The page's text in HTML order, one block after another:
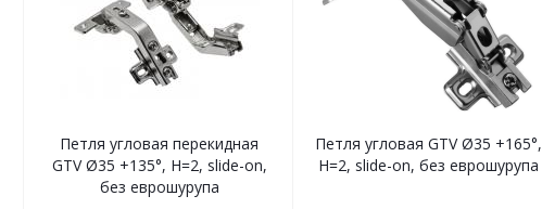
Петля угловая перекидная
GTV Ø35 +135°, H=2, slide-on,
без еврошурупа
Петля угловая GTV Ø35 +165°,
H=2, slide-on, без еврошурупа